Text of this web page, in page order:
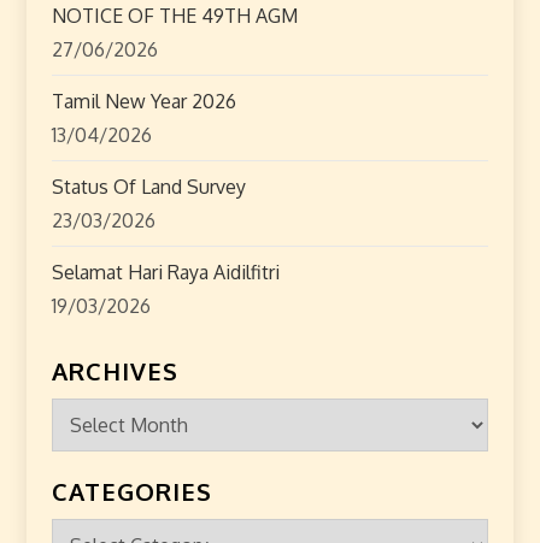
n
NOTICE OF THE 49TH AGM
27/06/2026
Tamil New Year 2026
13/04/2026
Status Of Land Survey
23/03/2026
Selamat Hari Raya Aidilfitri
19/03/2026
ARCHIVES
Archives
CATEGORIES
Categories